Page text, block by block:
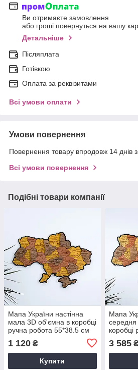
Ви отримаєте замовлення
або гроші повернуться на вашу
Детальніше
Післяплата
Готівкою
Оплата за реквізитами
Всі умови оплати
Умови повернення
Повернення товару впродовж 14 днів
Всі умови повернення
Подібні товари компанії
Мапа України настінна
мала 3D об'ємна в коробці
ручна робота 55*38.5 см
1 120 ₴
Купити
Мапа
коробці
Презент
3 585